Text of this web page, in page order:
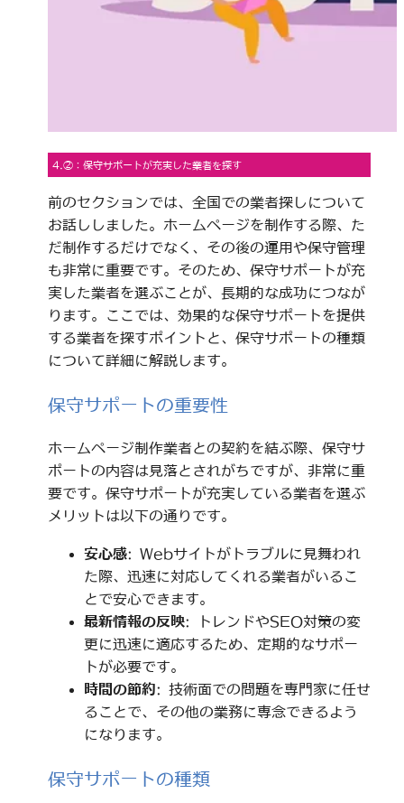
4.②：保守サポートが充実した業者を探す
前のセクションでは、全国での業者探しについて
お話ししました。ホームページを制作する際、た
だ制作するだけでなく、その後の運用や保守管理
も非常に重要です。そのため、保守サポートが充
実した業者を選ぶことが、長期的な成功につなが
ります。ここでは、効果的な保守サポートを提供
する業者を探すポイントと、保守サポートの種類
について詳細に解説します。
保守サポートの重要性
ホームページ制作業者との契約を結ぶ際、保守サ
ポートの内容は見落とされがちですが、非常に重
要です。保守サポートが充実している業者を選ぶ
メリットは以下の通りです。
安心感: Webサイトがトラブルに見舞われ
た際、迅速に対応してくれる業者がいるこ
とで安心できます。
最新情報の反映: トレンドやSEO対策の変
更に迅速に適応するため、定期的なサポー
トが必要です。
時間の節約: 技術面での問題を専門家に任せ
ることで、その他の業務に専念できるよう
になります。
保守サポートの種類